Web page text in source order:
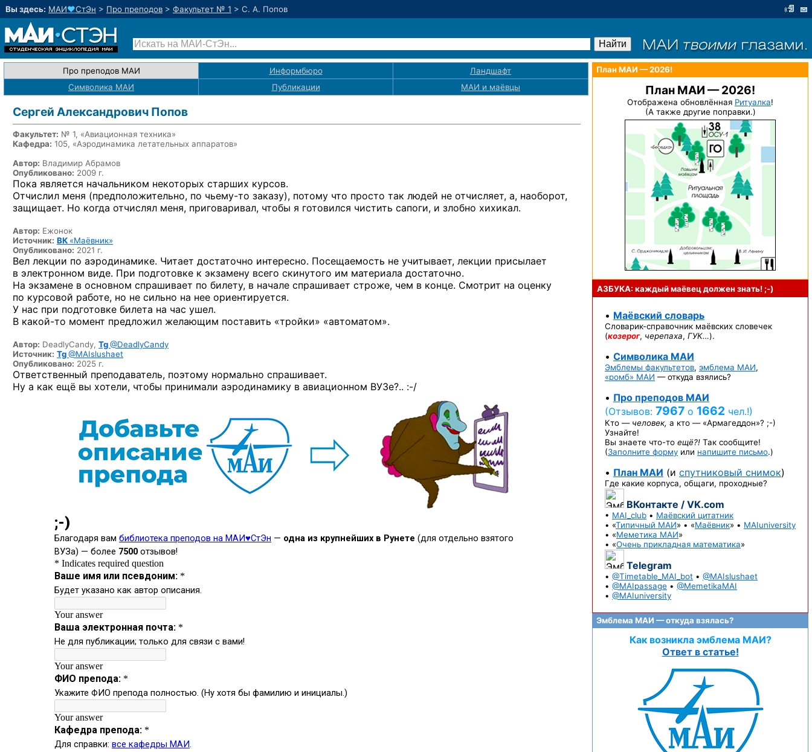
Вы здесь: МАИ♥СтЭн > Про преподов > Факультет № 1 > С. А. Попов
Про преподов МАИ Информбюро
Ландшафт
Символика МАИ
Публикации МАИ и маёвцы
Сергей Александрович Попов
Факультет: № 1, «Авиационная техника»
Кафедра: 105, «Аэродинамика летательных аппаратов»
Автор: Владимир Абрамов
Опубликовано: 2009 г.
Пока является начальником некоторых старших курсов.
Отчислил меня (предположительно, по чьему-то заказу), потому что просто так людей не отчисляет, а, наоборот,
защищает. Но когда отчислял меня, приговаривал, чтобы я готовился чистить сапоги, и злобно хихикал.
Автор: Ежонок
Источник: ВК «Маёвник»
Опубликовано: 2021 г.
Вел лекции по аэродинамике. Читает достаточно интересно. Посещаемость не учитывает, лекции присылает
в электронном виде. При подготовке к экзамену всего скинутого им материала достаточно.
На экзамене в основном спрашивает по билету, в начале спрашивает строже, чем в конце. Смотрит на оценку
по курсовой работе, но не сильно на нее ориентируется.
У нас при подготовке билета на час ушел.
В какой-то момент предложил желающим поставить «тройки» «автоматом».
Автор: DeadlyCandy, Tg@DeadlyCandy
Источник: Tg@MAIslushaet
Опубликовано: 2025 г.
Ответственный преподаватель, поэтому нормально спрашивает.
Ну а как ещё вы хотели, чтобы принимали аэродинамику в авиационном ВУЗе?.. :-/
План МАИ — 2026!
План МАИ — 2026!
Отображена обновлённая Ритуалка!
(А также другие поправки.)
АЗБУКА: каждый маёвец должензнать! ;-)
• Маёвский словарь
Словарик-справочник маёвских словечек
(козерог, черепаха, ГУК…).
• Символика МАИ
Эмблемы факультетов, эмблема МАИ,
«ромб» МАИ — откуда взялись?
• Про преподов МАИ
(Отзывов: 7967 о 1662 чел.!)
Кто — человек, а кто — «Армагеддон»? ;-)
Узнайте!
Вы знаете что-то ещё?! Так сообщите!
(Заполните форму или напишите письмо.)
• План МАИ (и спутниковый снимок)
Где какие корпуса, общаги, проходные?
ВКонтакте / VK.com
• MAI_club • Маёвский цитатник
• «Типичный МАИ» • «Маёвник» • MAIuniversity
• «Меметика МАИ»
• «Очень прикладная математика»
Telegram
• @Timetable_MAI_bot • @MAIslushaet
• @MAIpassage • @MemetikaMAI
• @MAIuniversity
Эмблема МАИ — откуда взялась?
Как возникла эмблема МАИ?
Ответ в статье!